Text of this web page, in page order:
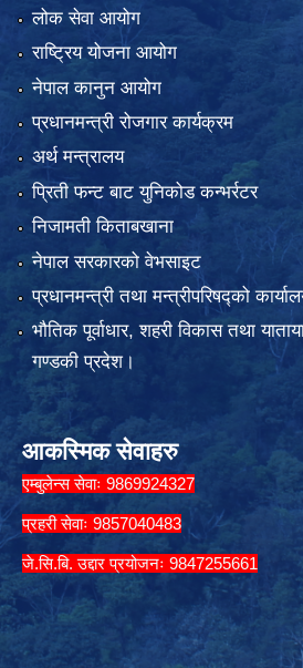
लोक सेवा आयोग
राष्ट्रिय योजना आयोग
नेपाल कानुन आयोग
प्रधानमन्त्री रोजगार कार्यक्रम
अर्थ मन्त्रालय
प्रिती फन्ट बाट युनिकोड कन्भर्रटर
निजामती किताबखाना
नेपाल सरकारको वेभसाइट
प्रधानमन्त्री तथा मन्त्रीपरिषद्को
भौतिक पूर्वाधार, शहरी विकास तथा
गण्डकी प्रदेश।
आकस्मिक सेवाहरु
एम्बुलेन्स सेवाः 9869924327
प्रहरी सेवाः 9857040483
जे.सि.बि. उद्दार प्रयोजनः 9847255661